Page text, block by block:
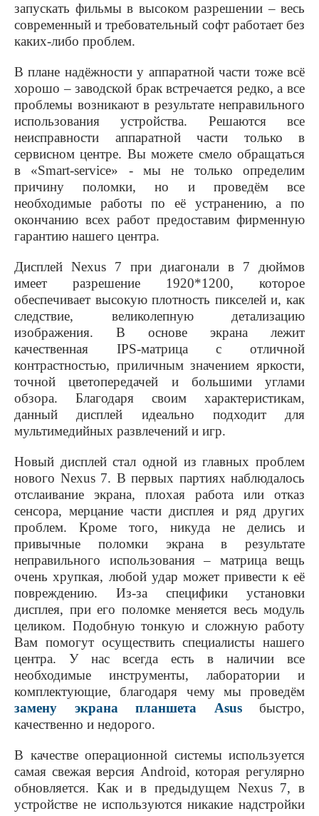
запускать фильмы в высоком разрешении – весь
современный и требовательный софт работает без
каких-либо проблем.
В плане надёжности у аппаратной части тоже всё
хорошо – заводской брак встречается редко, а все
проблемы возникают в результате неправильного
использования устройства. Решаются все
неисправности аппаратной части только в
сервисном центре. Вы можете смело обращаться
в «Smart-service» - мы не только определим
причину поломки, но и проведём все
необходимые работы по её устранению, а по
окончанию всех работ предоставим фирменную
гарантию нашего центра.
Дисплей Nexus 7 при диагонали в 7 дюймов
имеет разрешение 1920*1200, которое
обеспечивает высокую плотность пикселей и, как
следствие, великолепную детализацию
изображения. В основе экрана лежит
качественная IPS-матрица с отличной
контрастностью, приличным значением яркости,
точной цветопередачей и большими углами
обзора. Благодаря своим характеристикам,
данный дисплей идеально подходит для
мультимедийных развлечений и игр.
Новый дисплей стал одной из главных проблем
нового Nexus7. В первых партиях наблюдалось
отслаивание экрана, плохая работа или отказ
сенсора, мерцание части дисплея и ряд других
проблем. Кроме того, никуда не делись и
привычные поломки экрана в результате
неправильного использования – матрица вещь
очень хрупкая, любой удар может привести к её
повреждению. Из-за специфики установки
дисплея, при его поломке меняется весь модуль
целиком. Подобную тонкую и сложную работу
Вам помогут осуществить специалисты нашего
центра. У нас всегда есть в наличии все
необходимые инструменты, лаборатории и
комплектующие, благодаря чему мы проведём
замену экрана планшета Asusбыстро,
качественно и недорого.
В качестве операционной системы используется
самая свежая версия Android, которая регулярно
обновляется. Как и в предыдущем Nexus7, в
устройстве не используются никакие надстройки